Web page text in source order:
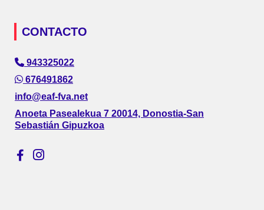
CONTACTO
943325022
676491862
info@eaf-fva.net
Anoeta Pasealekua 7 20014, Donostia-San
Sebastián Gipuzkoa